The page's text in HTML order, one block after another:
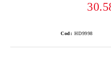
Cod: HD9998